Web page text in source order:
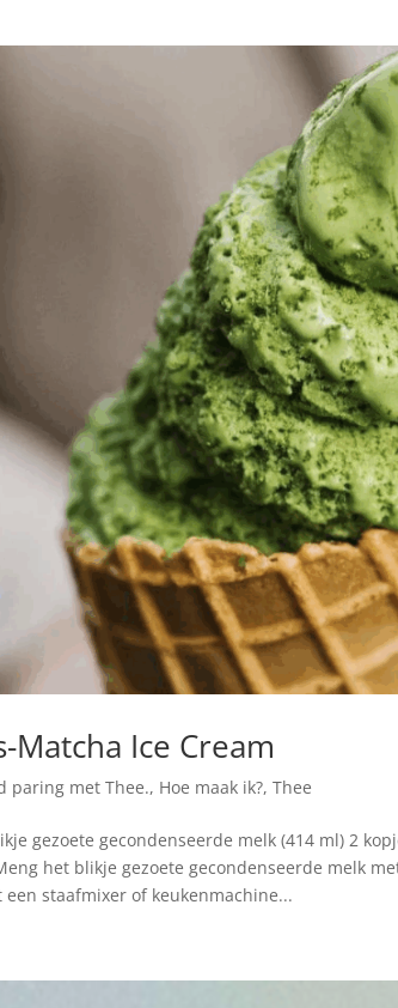
Matcha Ice Cream
paring met Thee., Hoe maak ik?,Thee
gezoete gecondenseerde melk (414 ml) 2
het blikje gezoete gecondenseerde melk
staafmixer of keukenmachine...